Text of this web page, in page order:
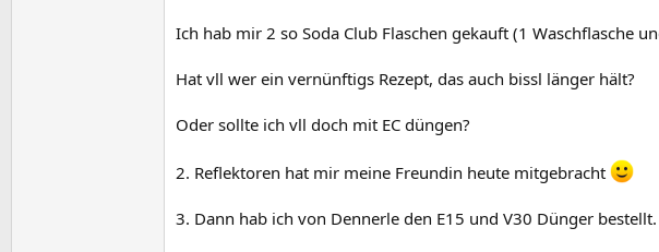
Ich hab mir 2 so Soda Club Flaschen gekauft (1 Waschflasche
Hat vll wer ein vernünftigs Rezept, das auch bissl länger hält?
Oder sollte ich vll doch mit EC düngen?
2. Reflektoren hat mir meine Freundin heute mitgebracht
3. Dann hab ich von Dennerle den E15 und V30 Dünger